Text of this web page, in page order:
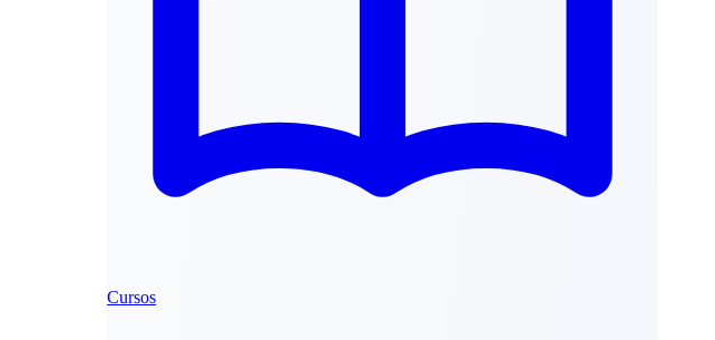
Cursos